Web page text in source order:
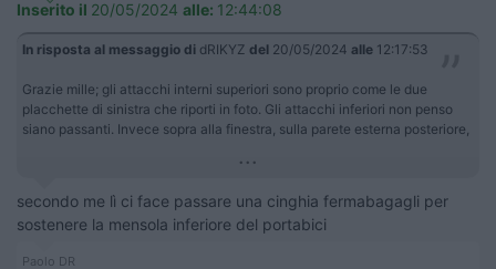
Inserito il 20/05/2024 alle: 12:44:08
In risposta al messaggio di dRIKYZ del 20/05/2024 alle 12:17:53
Grazie mille; gli attacchi interni superiori sono proprio come le due
placchette di sinistra che riporti in foto. Gli attacchi inferiori non penso
siano passanti. Invece sopra alla finestra, sulla parete esterna posteriore,
...
secondo me lì ci face passare una cinghia fermabagagli per
sostenere la mensola inferiore del portabici
Paolo DR